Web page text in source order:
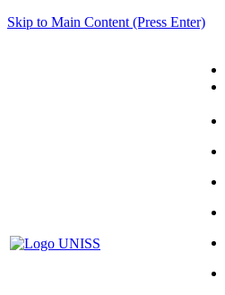
Skip to Main Content (Press Enter)